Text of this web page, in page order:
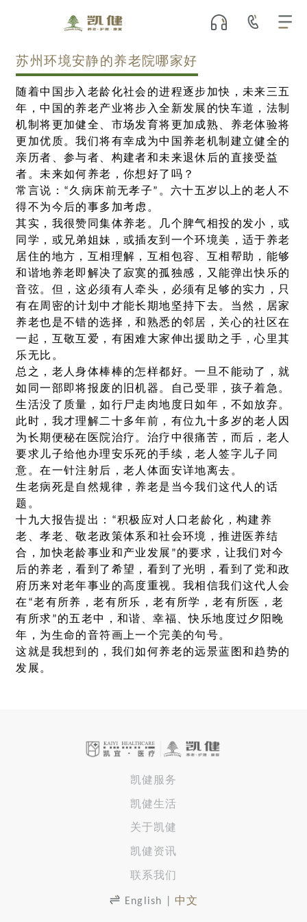
苏州环境安静的养老院哪家好
随着中国步入老龄化社会的进程逐步加快，未来三五
年，中国的养老产业将步入全新发展的快车道，法制
机制将更加健全、市场发育将更加成熟、养老体验将
更加优质。我们将有幸成为中国养老机制建立健全的
亲历者、参与者、构建者和未来退休后的直接受益
者。未来如何养老，你想好了吗？
常言说：“久病床前无孝子”。六十五岁以上的老人不
得不为今后的事多加考虑。
其实，我很赞同集体养老。几个脾气相投的发小，或
同学，或兄弟姐妹，或插友到一个环境美，适于养老
居住的地方，互相理解，互相包容、互相帮助，能够
和谐地养老即解决了寂寞的孤独感，又能弹出快乐的
音弦。但，这必须有人牵头，必须有足够的实力，只
有在周密的计划中才能长期地坚持下去。当然，居家
养老也是不错的选择，和熟悉的邻居，关心的社区在
一起，互敬互爱，有困难大家伸出援助之手，心里其
乐无比。
总之，老人身体棒棒的怎样都好。一旦不能动了，就
如同一部即将报废的旧机器。自己受罪，孩子着急。
生活没了质量，如行尸走肉地度日如年，不如放弃。
此时，我才理解二十多年前，有位九十多岁的老人因
为长期便秘在医院治疗。治疗中很痛苦，而后，老人
要求儿子给他办理安乐死的手续，老人签字儿子同
意。在一针注射后，老人体面安详地离去。
生老病死是自然规律，养老是当今我们这代人的话
题。
十九大报告提出：“积极应对人口老龄化，构建养
老、孝老、敬老政策体系和社会环境，推进医养结
合，加快老龄事业和产业发展”的要求，让我们对今
后的养老，看到了希望，看到了光明，看到了党和政
府历来对老年事业的高度重视。我相信我们这代人会
在“老有所养，老有所乐，老有所学，老有所医，老
有所求”的五老中，和谐、幸福、快乐地度过夕阳晚
年，为生命的音符画上一个完美的句号。
这就是我想到的，我们如何养老的远景蓝图和趋势的
发展。
凯健服务
凯健生活
关于凯健
凯健资讯
联系我们
English 中文